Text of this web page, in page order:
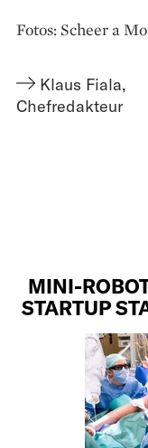
Fotos: Scheer a
Klaus Fiala,
Chefredakteur
MINI-
STARTUP